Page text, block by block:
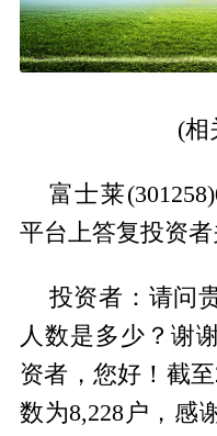
(相
富士莱
平台上答复投资者
投资者：请问
人数是多少？谢
资者，您好！截
数为8,228户，感